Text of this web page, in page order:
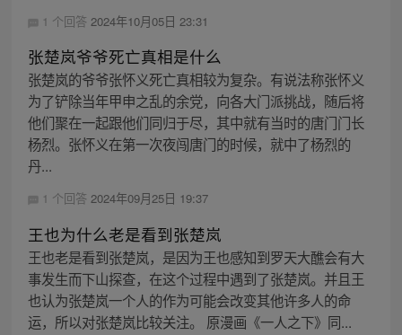
1 个回答 2024年10月05日 23:31
张楚岚爷爷死亡真相是什么
张楚岚的爷爷张怀义死亡真相较为复杂。有说法称张怀义
为了铲除当年甲申之乱的余党，向各大门派挑战，随后将
他们聚在一起跟他们同归于尽，其中就有当时的唐门门长
杨烈。张怀义在第一次夜闯唐门的时候，就中了杨烈的
丹...
1 个回答 2024年09月25日 19:37
王也为什么老是看到张楚岚
王也老是看到张楚岚，是因为王也感知到罗天大醮会有大
事发生而下山探查，在这个过程中遇到了张楚岚。并且王
也认为张楚岚一个人的作为可能会改变其他许多人的命
运，所以对张楚岚比较关注。 原漫画《一人之下》同...